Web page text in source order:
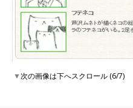
▼次の画像は下へスクロール (6/7)